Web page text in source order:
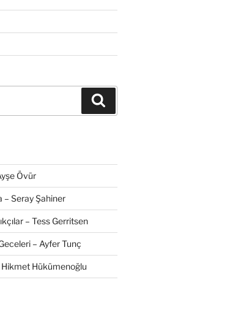
Övür
Seray Şahiner
– Tess Gerritsen
– Ayfer Tunç
Hikmet Hükümenoğlu